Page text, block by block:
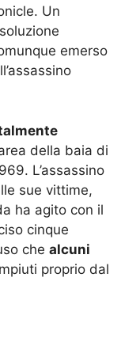
Un
emerso
della baia di
L’assassino
sue vittime,
ha agito con il
cinque
che alcuni
proprio dal